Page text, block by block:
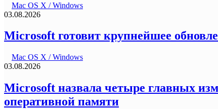
Mac OS X / Windows
03.08.2026
Microsoft готовит крупнейшее
Mac OS X / Windows
03.08.2026
Microsoft назвала четыре главных
оперативной памяти